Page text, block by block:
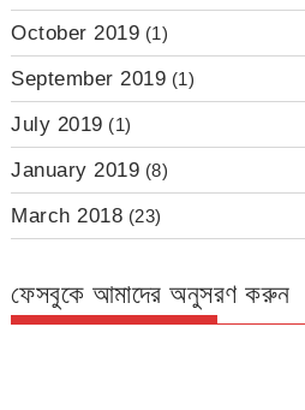
October 2019 (1)
September 2019 (1)
July 2019 (1)
January 2019 (8)
March 2018 (23)
ফেসবুকে আমাদের অনুসরণ করুন